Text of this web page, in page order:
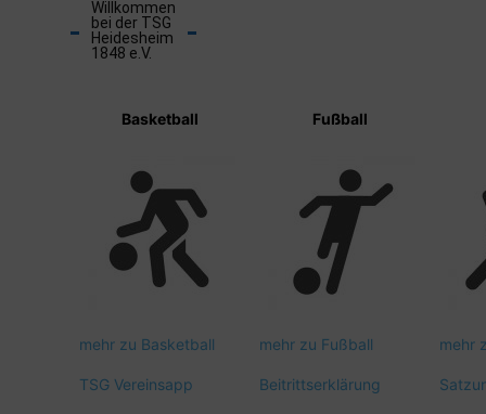
Willkommen
bei der TSG
Heidesheim
1848 e.V.
Basketball Fußball
mehr zu Basketball mehr zu Fußball mehr
TSG Vereinsapp Beitrittserklärung